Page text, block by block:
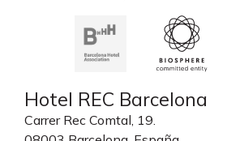
Hotel REC Barcelona
Carrer Rec Comtal, 19.